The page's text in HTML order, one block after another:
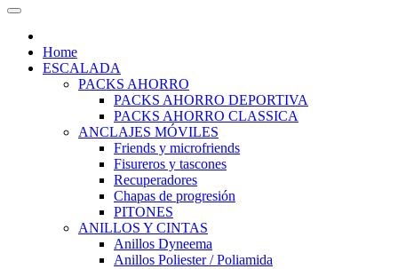
Home
ESCALADA
PACKS AHORRO
PACKS AHORRO DEPORTIVA
PACKS AHORRO CLASSICA
ANCLAJES MÓVILES
Friends y microfriends
Fisureros y tascones
Recuperadores
Chapas de progresión
PITONES
ANILLOS Y CINTAS
Anillos Dyneema
Anillos Poliester / Poliamida